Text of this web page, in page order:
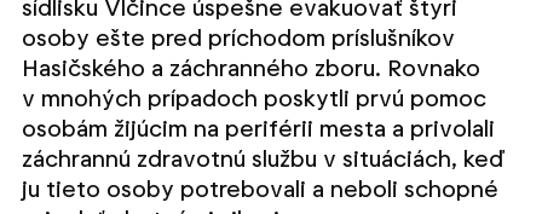
sídlisku Vlčince úspešne evakuovať štyri
osoby ešte pred príchodom príslušníkov
Hasičského a záchranného zboru. Rovnako
v mnohých prípadoch poskytli prvú pomoc
osobám žijúcim na periférii mesta a privolali
záchrannú zdravotnú službu v situáciách, keď
ju tieto osoby potrebovali a neboli schopné